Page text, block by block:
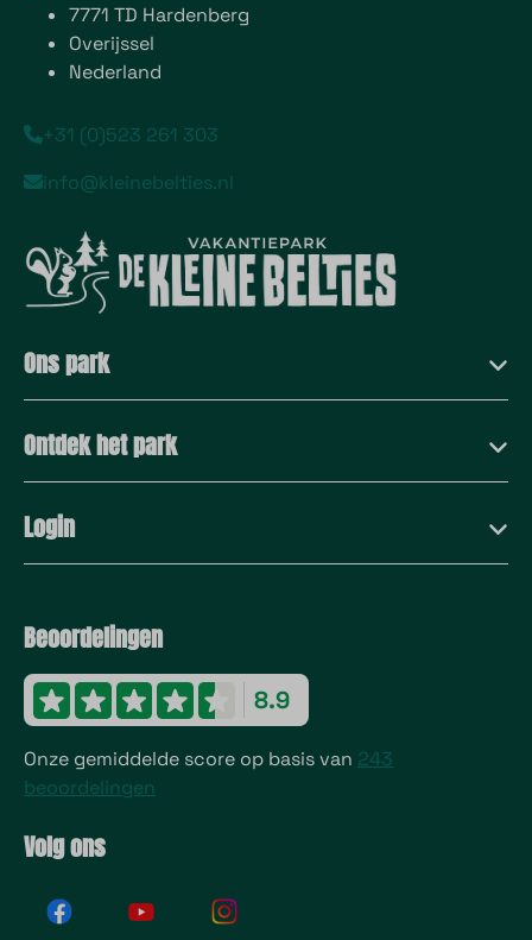
7771 TD Hardenberg
Overijssel
Nederland
+31 (0)523 261 303
info@kleinebelties.nl
Ons park
Ontdek het park
Login
Beoordelingen
8.9
Onze gemiddelde score op basis van 243
beoordelingen
Volg ons